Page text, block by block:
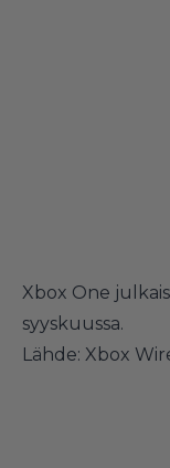
Xbox One
syyskuussa.
Lähde: Xbox